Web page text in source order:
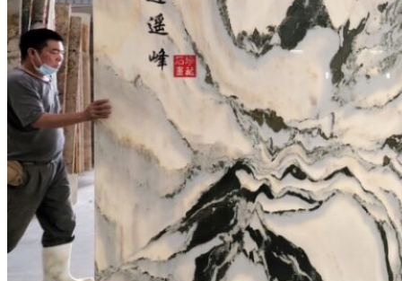
Four Points by Sheraton